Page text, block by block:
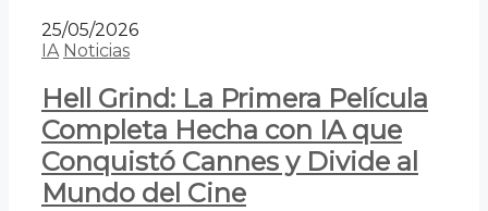
25/05/2026
IA Noticias
Hell Grind: La Primera Película
Completa Hecha con IA que
Conquistó Cannes y Divide al
Mundo del Cine